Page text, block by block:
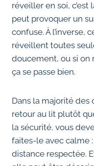
réveiller en soi,
peut provoquer un
confuse. À l’inverse,
réveillent toutes
doucement, ou si
ça se passe bien.
Dans la majorité des
retour au lit plutôt
la sécurité, vous
faites-le avec calme
distance respectée.